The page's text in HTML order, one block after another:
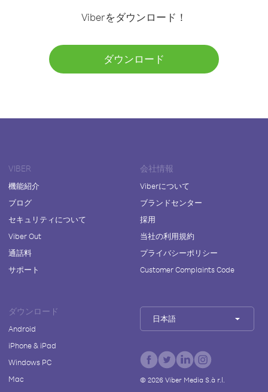
Viberをダウンロード！
ダウンロード
VIBER
機能紹介
ブログ
セキュリティについて
Viber Out
通話料
サポート
会社情報
Viberについて
ブランドセンター
採用
当社の利用規約
プライバシーポリシー
Customer Complaints Code
ダウンロード
Android
iPhone & iPad
Windows PC
Mac
日本語
© 2026Viber Media S.à r.l.